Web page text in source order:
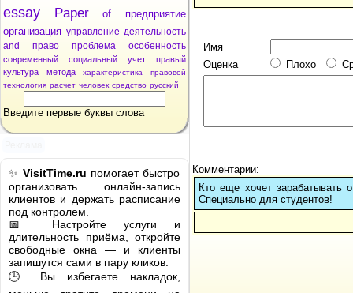
essay
Paper of
предприятие
организация управление деятельность
and
право проблема особенность
современный социальный учет
правый
культура
метода характеристика
правовой
технология расчет человек средство русский
Введите первые буквы слова
✨ VisitTime.ru помогает быстро
организовать онлайн-запись
клиентов и держать расписание
под контролем.
📅 Настройте услуги и
длительность приёма, откройте
свободные окна — и клиенты
запишутся сами в пару кликов.
🕒 Вы избегаете накладок,
Имя
Оценка
Плохо
Комментарии:
Кто еще хочет зарабатывать
Cпециально для студентов!